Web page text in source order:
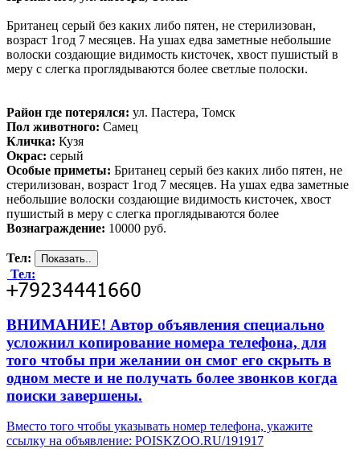
Британец серый без каких либо пятен, не стерилизован,
возраст 1год 7 месяцев. На ушах едва заметные небольшие
волоски создающие видимость кисточек, хвост пушистый в
меру с слегка проглядываются более светлые полоски.
Район где потерялся: ул. Пастера, Томск
Пол животного: Самец
Кличка: Кузя
Окрас: серый
Особые приметы: Британец серый без каких либо пятен, не
стерилизован, возраст 1год 7 месяцев. На ушах едва заметные
небольшие волоски создающие видимость кисточек, хвост
пушистый в меру с слегка проглядываются более
Вознаграждение: 10000 руб.
Тел:
Тел:
ВНИМАНИЕ! Автор объявления специально
усложнил копирование номера телефона, для
того чтобы при желании он смог его скрыть в
одном месте и не получать более звонков когда
поиски завершены.
Вместо того чтобы указывать номер телефона, укажите
ссылку на объявление: POISKZOO.RU/191917